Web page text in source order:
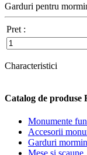
Garduri pentru
Pret :
Characteristici
Catalog de produse
Monumente
Accesorii
Garduri